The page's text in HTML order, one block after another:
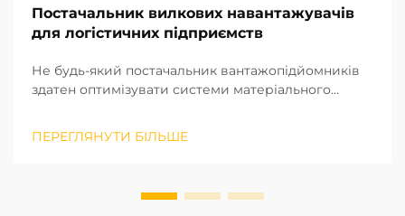
Постачальник вилкових навантажувачів
для логістичних підприємств
Не будь-який постачальник вантажопідйомників
здатен оптимізувати системи матеріального
з нашого багаторічного досвіду реалізації
ПЕРЕГЛЯНУТИ БІЛЬШЕ